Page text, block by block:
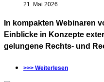
21. Mai 2026
In kompakten Webinaren
Einblicke in Konzepte
gelungene Rechts- und
>>> Weiterlesen